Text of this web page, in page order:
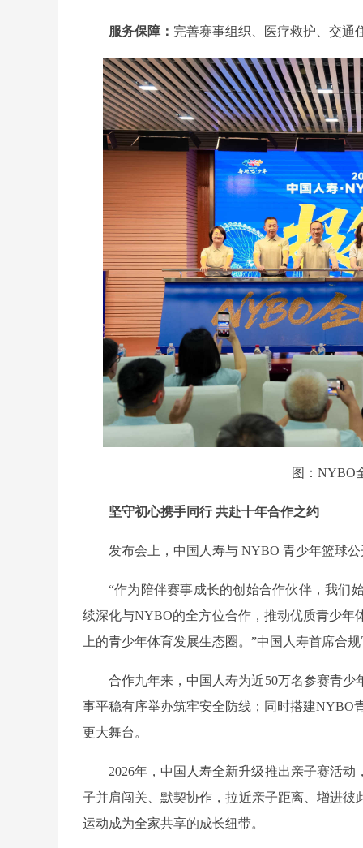
服务保障： 完善赛事组织、医疗救护、交通
图：NYBO
坚守初心携手同行 共赴十年合作之约
发布会上，中国人寿与 NYBO 青少年篮球
“作为陪伴赛事成长的创始合作伙伴，我们
续深化与NYBO的全方位合作，推动优质青少
上的青少年体育发展生态圈。”中国人寿首席合
合作九年来，中国人寿为近50万名参赛青
事平稳有序举办筑牢安全防线；同时搭建NYBO
更大舞台。
2026年，中国人寿全新升级推出亲子赛活
子并肩闯关、默契协作，拉近亲子距离、增进
运动成为全家共享的成长纽带。